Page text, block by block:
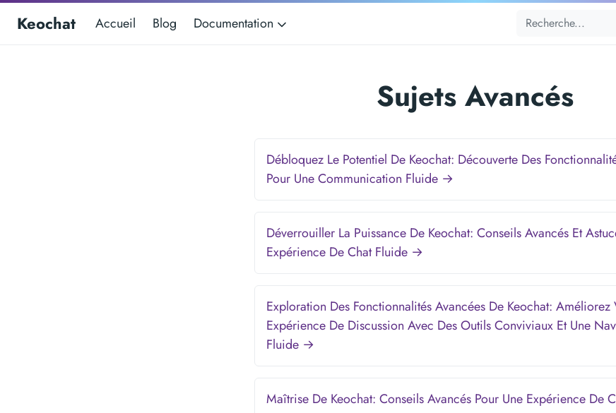
Keochat Accueil Blog Documentation
Sujets Avancés
Débloquez Le Potentiel De Keochat: Découverte Des
Pour Une Communication Fluide →
Déverrouiller La Puissance De Keochat: Conseils Avancés Et
Expérience De Chat Fluide →
Exploration Des Fonctionnalités Avancées De Keochat: Améliorez
Expérience De Discussion Avec Des Outils Conviviaux Et Une
Fluide →
Maîtrise De Keochat: Conseils Avancés Pour Une Expérience De